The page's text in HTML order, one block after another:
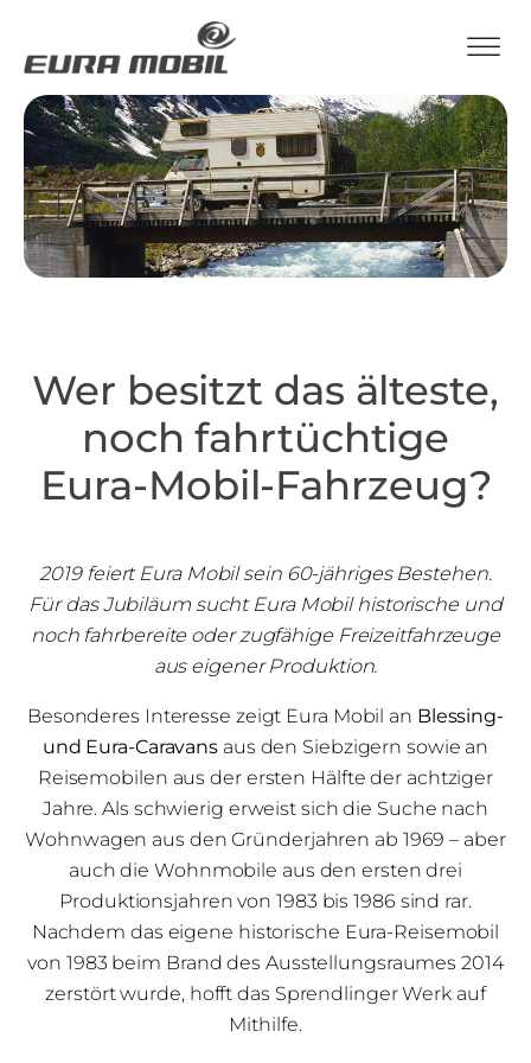
Wer besitzt das älteste,
noch fahrtüchtige
Eura-Mobil-Fahrzeug?
2019 feiert Eura Mobil sein 60-jähriges Bestehen.
Für das Jubiläum sucht Eura Mobil historische und
noch fahrbereite oder zugfähige Freizeitfahrzeuge
aus eigener Produktion.
Besonderes Interesse zeigt Eura Mobil an Blessing-
und Eura-Caravans aus den Siebzigern sowie an
Reisemobilen aus der ersten Hälfte der achtziger
Jahre. Als schwierig erweist sich die Suche nach
Wohnwagen aus den Gründerjahren ab 1969 – aber
auch die Wohnmobile aus den ersten drei
Produktionsjahren von 1983 bis 1986 sind rar.
Nachdem das eigene historische Eura-Reisemobil
von 1983 beim Brand des Ausstellungsraumes 2014
zerstört wurde, hofft das Sprendlinger Werk auf
Mithilfe.